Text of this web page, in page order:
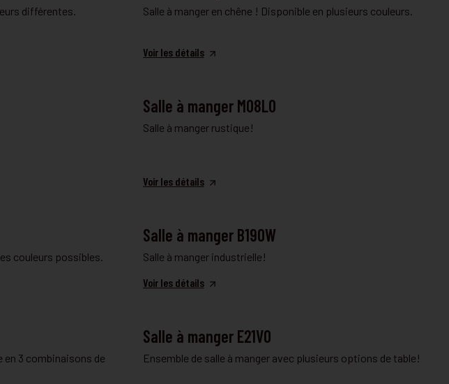
différentes. Salle à manger en chêne ! Disponible en plusieurs couleurs.
Voir les détails
Salle à manger M08LO
Salle à manger rustique!
Voir les détails
couleurs possibles.
Salle à manger B19OW
Salle à manger industrielle!
Voir les détails
en 3 combinaisons de
Salle à manger E21VO
Ensemble de salle à manger avec plusieurs options de table!